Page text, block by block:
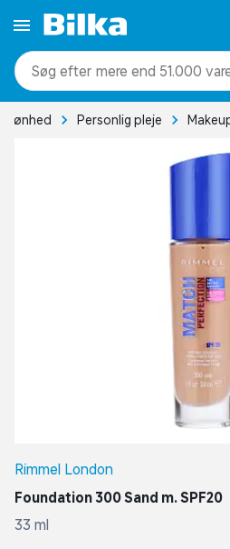
mere end 51.000
Skønhed Personlig pleje
Rimmel London
Foundation 300 Sand m. SPF20
33 ml